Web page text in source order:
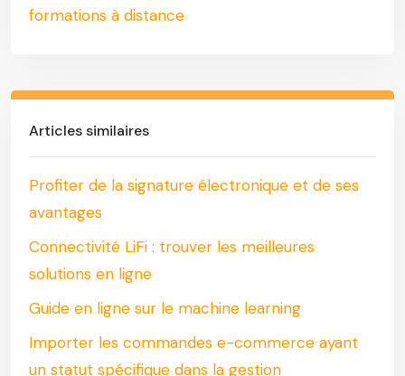
formations à distance
Articles similaires
Profiter de la signature électronique et de ses
avantages
Connectivité LiFi : trouver les meilleures
solutions en ligne
Guide en ligne sur le machine learning
Importer les commandes e-commerce ayant
un statut spécifique dans la gestion